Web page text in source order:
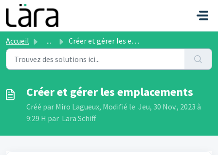
Passer au contenu principal
Accueil ... Créer et gérer les emplacements
Créer et gérer les emplacements
Créé par Miro Lagueux, Modifié le Jeu, 30 Nov., 2023 à
9:29 H par Lara Schiff